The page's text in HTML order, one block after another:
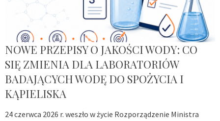
NOWE PRZEPISY O JAKOŚCI WODY: CO
SIĘ ZMIENIA DLA LABORATORIÓW
BADAJĄCYCH WODĘ DO SPOŻYCIA I
KĄPIELISKA
24 czerwca 2026 r. weszło w życie Rozporządzenie Ministra